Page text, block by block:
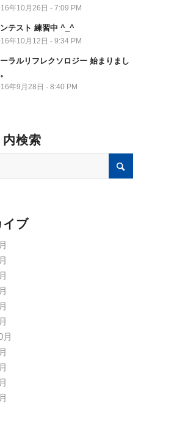
年10月26日 - 7:09 PM
テスト 練習中 ^_^
年10月12日 - 9:34 PM
ラルリフレクソロジー 始まりまし
年9月28日 - 8:40 PM
検索
イブ
月